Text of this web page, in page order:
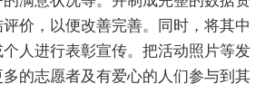
价，以便改善完善。同时，将其中
人进行表彰宣传。把活动照片等发
的志愿者及有爱心的人们参与到其